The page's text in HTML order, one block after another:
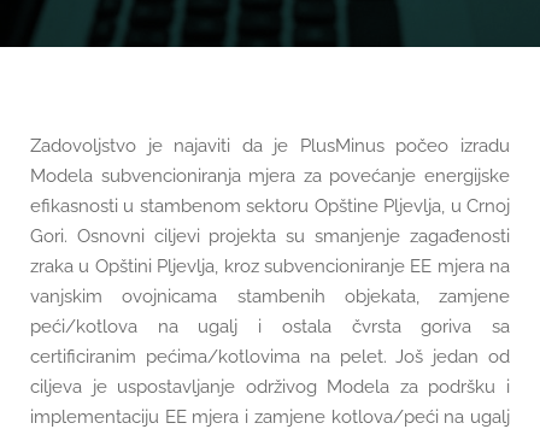
Zadovoljstvo je najaviti da je PlusMinus počeo izradu
Modela subvencioniranja mjera za povećanje energijske
efikasnosti u stambenom sektoru Opštine Pljevlja, u Crnoj
Gori. Osnovni ciljevi projekta su smanjenje zagađenosti
zraka u Opštini Pljevlja, kroz subvencioniranje EE mjera na
vanjskim ovojnicama stambenih objekata, zamjene
peći/kotlova na ugalj i ostala čvrsta goriva sa
certificiranim pećima/kotlovima na pelet. Još jedan od
ciljeva je uspostavljanje održivog Modela za podršku i
implementaciju EE mjera i zamjene kotlova/peći na ugalj